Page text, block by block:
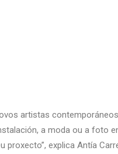
artistas
a moda ou a foto
explica Antía